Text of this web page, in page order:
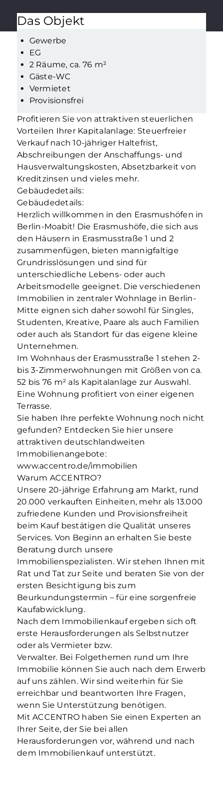
Das Objekt
Gewerbe
EG
2 Räume, ca. 76 m²
Gäste-WC
Vermietet
Provisionsfrei
Profitieren Sie von attraktiven steuerlichen
Vorteilen Ihrer Kapitalanlage: Steuerfreier
Verkauf nach 10-jähriger Haltefrist,
Abschreibungen der Anschaffungs- und
Hausverwaltungskosten, Absetzbarkeit von
Kreditzinsen und vieles mehr.
Gebäudedetails:
Gebäudedetails:
Herzlich willkommen in den Erasmushöfen in
Berlin-Moabit! Die Erasmushöfe, die sich aus
den Häusern in Erasmusstraße 1 und 2
zusammenfügen, bieten mannigfaltige
Grundrisslösungen und sind für
unterschiedliche Lebens- oder auch
Arbeitsmodelle geeignet. Die verschiedenen
Immobilien in zentraler Wohnlage in Berlin-
Mitte eignen sich daher sowohl für Singles,
Studenten, Kreative, Paare als auch Familien
oder auch als Standort für das eigene kleine
Unternehmen.
Im Wohnhaus der Erasmusstraße 1 stehen 2-
bis 3-Zimmerwohnungen mit Größen von ca.
52 bis 76 m² als Kapitalanlage zur Auswahl.
Eine Wohnung profitiert von einer eigenen
Terrasse.
Sie haben Ihre perfekte Wohnung noch nicht
gefunden? Entdecken Sie hier unsere
attraktiven deutschlandweiten
Immobilienangebote:
www.accentro.de/immobilien
Warum ACCENTRO?
Unsere 20-jährige Erfahrung am Markt, rund
20.000 verkauften Einheiten, mehr als 13.000
zufriedene Kunden und Provisionsfreiheit
beim Kauf bestätigen die Qualität unseres
Services. Von Beginn an erhalten Sie beste
Beratung durch unsere
Immobilienspezialisten. Wir stehen Ihnen mit
Rat und Tat zur Seite und beraten Sie von der
ersten Besichtigung bis zum
Beurkundungstermin – für eine sorgenfreie
Kaufabwicklung.
Nach dem Immobilienkauf ergeben sich oft
erste Herausforderungen als Selbstnutzer
oder als Vermieter bzw.
Verwalter. Bei Folgethemen rund um Ihre
Immobilie können Sie auch nach dem Erwerb
auf uns zählen. Wir sind weiterhin für Sie
erreichbar und beantworten Ihre Fragen,
wenn Sie Unterstützung benötigen.
Mit ACCENTRO haben Sie einen Experten an
Ihrer Seite, der Sie bei allen
Herausforderungen vor, während und nach
dem Immobilienkauf unterstützt.